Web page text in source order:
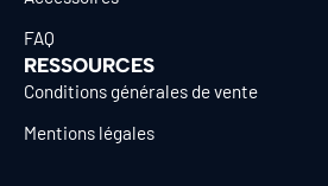
FAQ
RESSOURCES
Conditions générales de vente
Mentions légales